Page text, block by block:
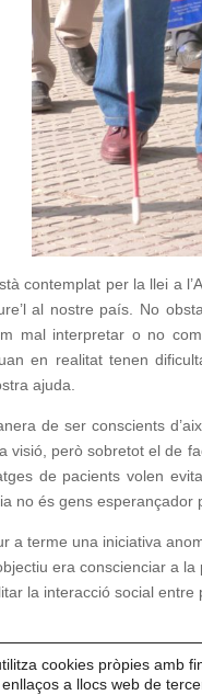
contemplat per la llei a
al nostre país. No
mal interpretar o no
en realitat tenen
ajuda.
de ser conscients
visió, però sobretot el de
de pacients volen
no és gens esperançador
a terme una iniciativa
era conscienciar a
la interacció social entre
cookies pròpies amb
a llocs web de